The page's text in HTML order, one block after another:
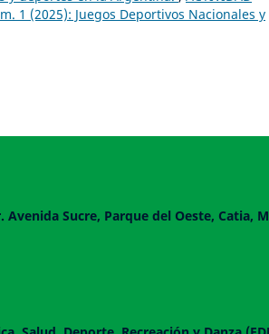
1 (2025): Juegos Deportivos Nacionales y
Sucre, Parque del Oeste, Catia,